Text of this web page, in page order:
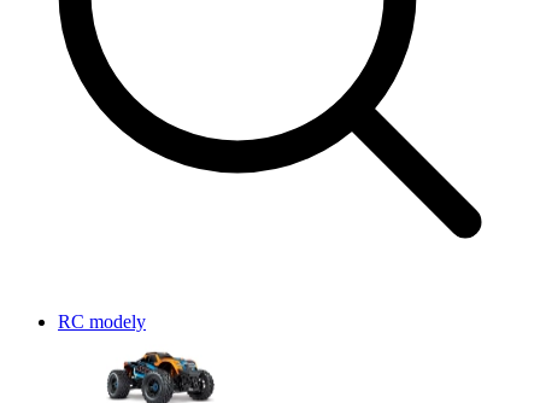
RC modely